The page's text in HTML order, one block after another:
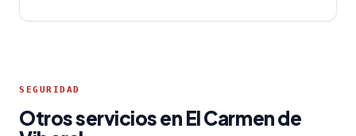
SEGURIDAD
Otros servicios en El Carmen de